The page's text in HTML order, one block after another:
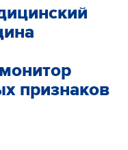
признаков